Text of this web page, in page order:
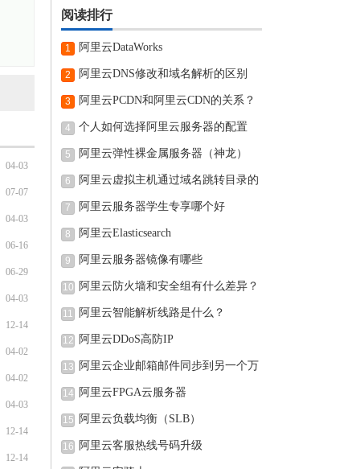
04-03
07-07
04-03
06-16
06-29
04-03
12-14
04-02
04-02
04-03
12-14
12-14
阅读排行
1 阿里云DataWorks
2 阿里云DNS修改和域名解析的区别
3 阿里云PCDN和阿里云CDN的关系？
4 个人如何选择阿里云服务器的配置
5 阿里云弹性裸金属服务器（神龙）
6 阿里云虚拟主机通过域名跳转目录的
7 阿里云服务器学生专享哪个好
8 阿里云Elasticsearch
9 阿里云服务器镜像有哪些
10 阿里云防火墙和安全组有什么差异？
11 阿里云智能解析线路是什么？
12 阿里云DDoS高防IP
13 阿里云企业邮箱邮件同步到另一个万
14 阿里云FPGA云服务器
15 阿里云负载均衡（SLB）
16 阿里云客服热线号码升级